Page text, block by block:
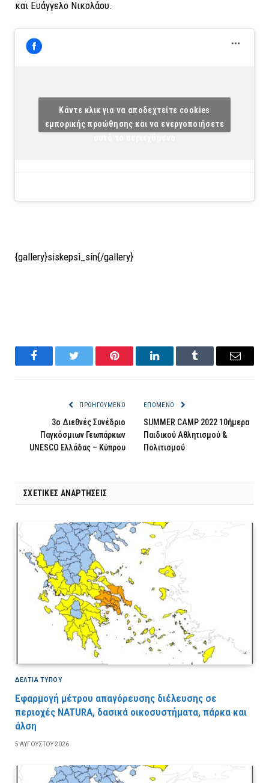
και Ευάγγελο Νικολάου.
Κάντε κλικ για να αποδεχτείτε cookies
εμπορικής προώθησης και να ενεργοποιήσετε
{gallery}siskepsi_sin{/gallery}
FacebookTwitter Pinterest LinkedInTumblr Email
ΠΡΟΗΓΟΎΜΕΝΟ
3ο Διεθνές Συνέδριο
Παγκόσμιων Γεωπάρκων
UNESCO Ελλάδας – Κύπρου
ΕΠΌΜΕΝΟ
SUMMER CAMP 2022 10ήμερα
Παιδικού Αθλητισμού &
Πολιτισμού
ΣΧΕΤΙΚΈΣ ΑΝΑΡΤΉΣΕΙΣ
ΔΕΛΤΙΑ ΤΥΠΟΥ
Εφαρμογή μέτρου απαγόρευσης διέλευσης σε
περιοχές NATURA, δασικά οικοσυστήματα, πάρκα και
άλση
5 ΑΥΓΟΎΣΤΟΥ 2026